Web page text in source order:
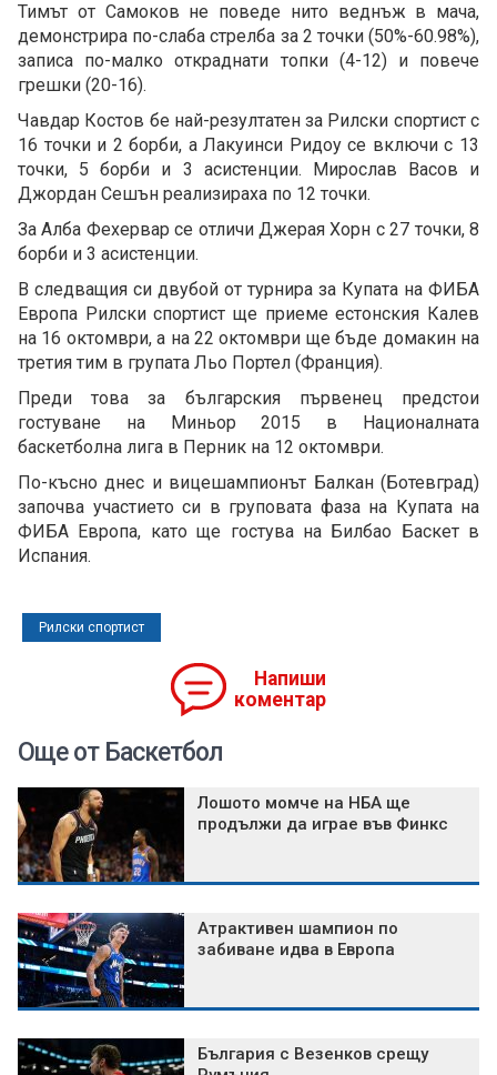
Тимът от Самоков не поведе нито веднъж в мача,
демонстрира по-слаба стрелба за 2 точки (50%-60.98%),
записа по-малко откраднати топки (4-12) и повече
грешки (20-16).
Чавдар Костов бе най-резултатен за Рилски спортист с
16 точки и 2 борби, а Лакуинси Ридоу се включи с 13
точки, 5 борби и 3 асистенции. Мирослав Васов и
Джордан Сешън реализираха по 12 точки.
За Алба Фехервар се отличи Джерая Хорн с 27 точки, 8
борби и 3 асистенции.
В следващия си двубой от турнира за Купата на ФИБА
Европа Рилски спортист ще приеме естонския Калев
на 16 октомври, а на 22 октомври ще бъде домакин на
третия тим в групата Льо Портел (Франция).
Преди това за българския първенец предстои
гостуване на Миньор 2015 в Националната
баскетболна лига в Перник на 12 октомври.
По-късно днес и вицешампионът Балкан (Ботевград)
започва участието си в груповата фаза на Купата на
ФИБА Европа, като ще гостува на Билбао Баскет в
Испания.
Рилски спортист
Напиши
коментар
Още от Баскетбол
Лошото момче на НБА ще
продължи да играе във Финкс
Атрактивен шампион по
забиване идва в Европа
България с Везенков срещу